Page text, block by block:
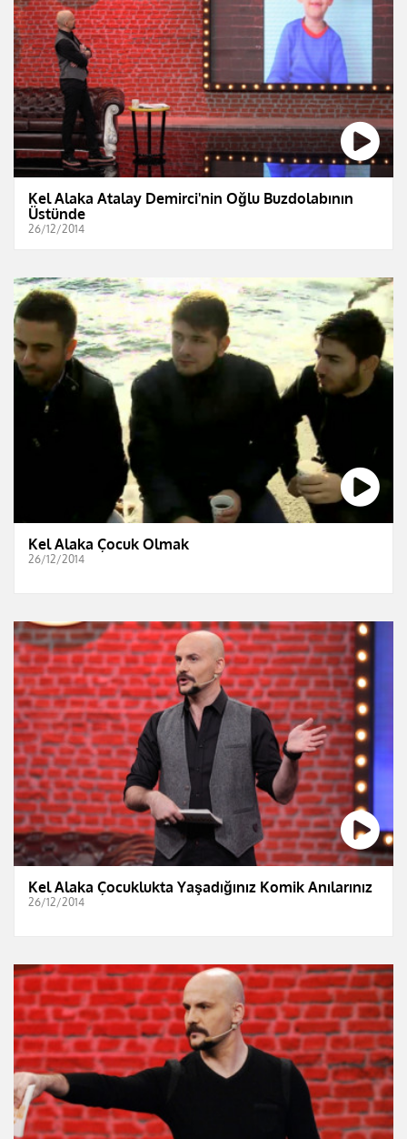
Kel Alaka Atalay Demirci'nin Oğlu Buzdolabının
Üstünde
26/12/2014
Kel Alaka Çocuk Olmak
26/12/2014
Kel Alaka Çocuklukta Yaşadığınız Komik Anılarınız
26/12/2014